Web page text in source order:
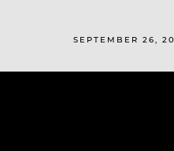
SEPTEMBER 26,